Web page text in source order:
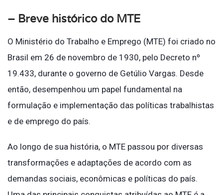
– Breve histórico do MTE
O Ministério do Trabalho e Emprego (MTE) foi criado no
Brasil em 26 de novembro de 1930, pelo Decreto nº
19.433, durante o governo de Getúlio Vargas. Desde
então, desempenhou um papel fundamental na
formulação e implementação das políticas trabalhistas
e de emprego do país.
Ao longo de sua história, o MTE passou por diversas
transformações e adaptações de acordo com as
demandas sociais, econômicas e políticas do país.